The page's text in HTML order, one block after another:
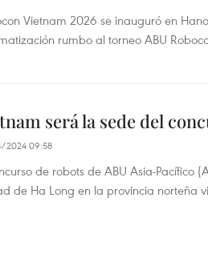
Vietnam 2026 se inauguró en
rumbo al torneo ABU
será la sede del
09:58
de robots de ABU Asia-Pacífico
de Ha Long en la provincia norteña